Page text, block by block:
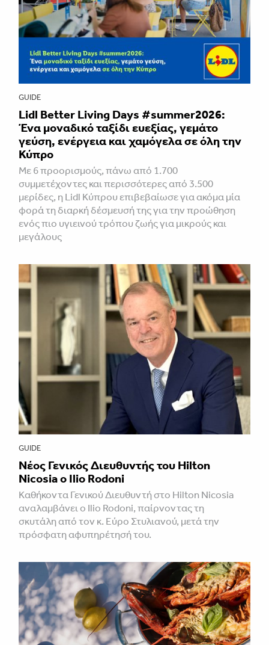
GUIDE
Lidl Better Living Days #summer2026:
Ένα μοναδικό ταξίδι ευεξίας, γεμάτο
γεύση, ενέργεια και χαμόγελα σε όλη την
Κύπρο
Με 6 προορισμούς, πάνω από 1.700
συμμετέχοντες και περισσότερες από 3.500
μερίδες, η Lidl Κύπρου επιβεβαίωσε για ακόμα μία
φορά τη διαρκή δέσμευσή της για την προώθηση
ενός πιο υγιεινού τρόπου ζωής για μικρούς και
μεγάλους
GUIDE
Νέος Γενικός Διευθυντής του Hilton
Nicosia ο Ilio Rodoni
Καθήκοντα Γενικού Διευθυντή στο Hilton Nicosia
αναλαμβάνει ο Ilio Rodoni, παίρνοντας τη
σκυτάλη από τον κ. Εύρο Στυλιανού, μετά την
πρόσφατη αφυπηρέτησή του.